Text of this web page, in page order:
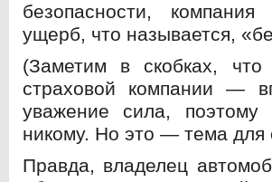
безопасности,
ущерб, что называется,
(Заметим в скобках, что
страховой компании —
уважение сила,
никому. Но это — тема для
Правда, владелец